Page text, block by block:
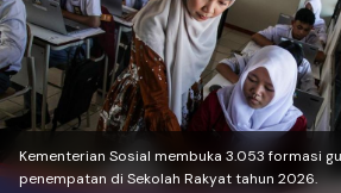
Kementerian Sosial membuka 3.053 formasi
penempatan di Sekolah Rakyat tahun 2026.